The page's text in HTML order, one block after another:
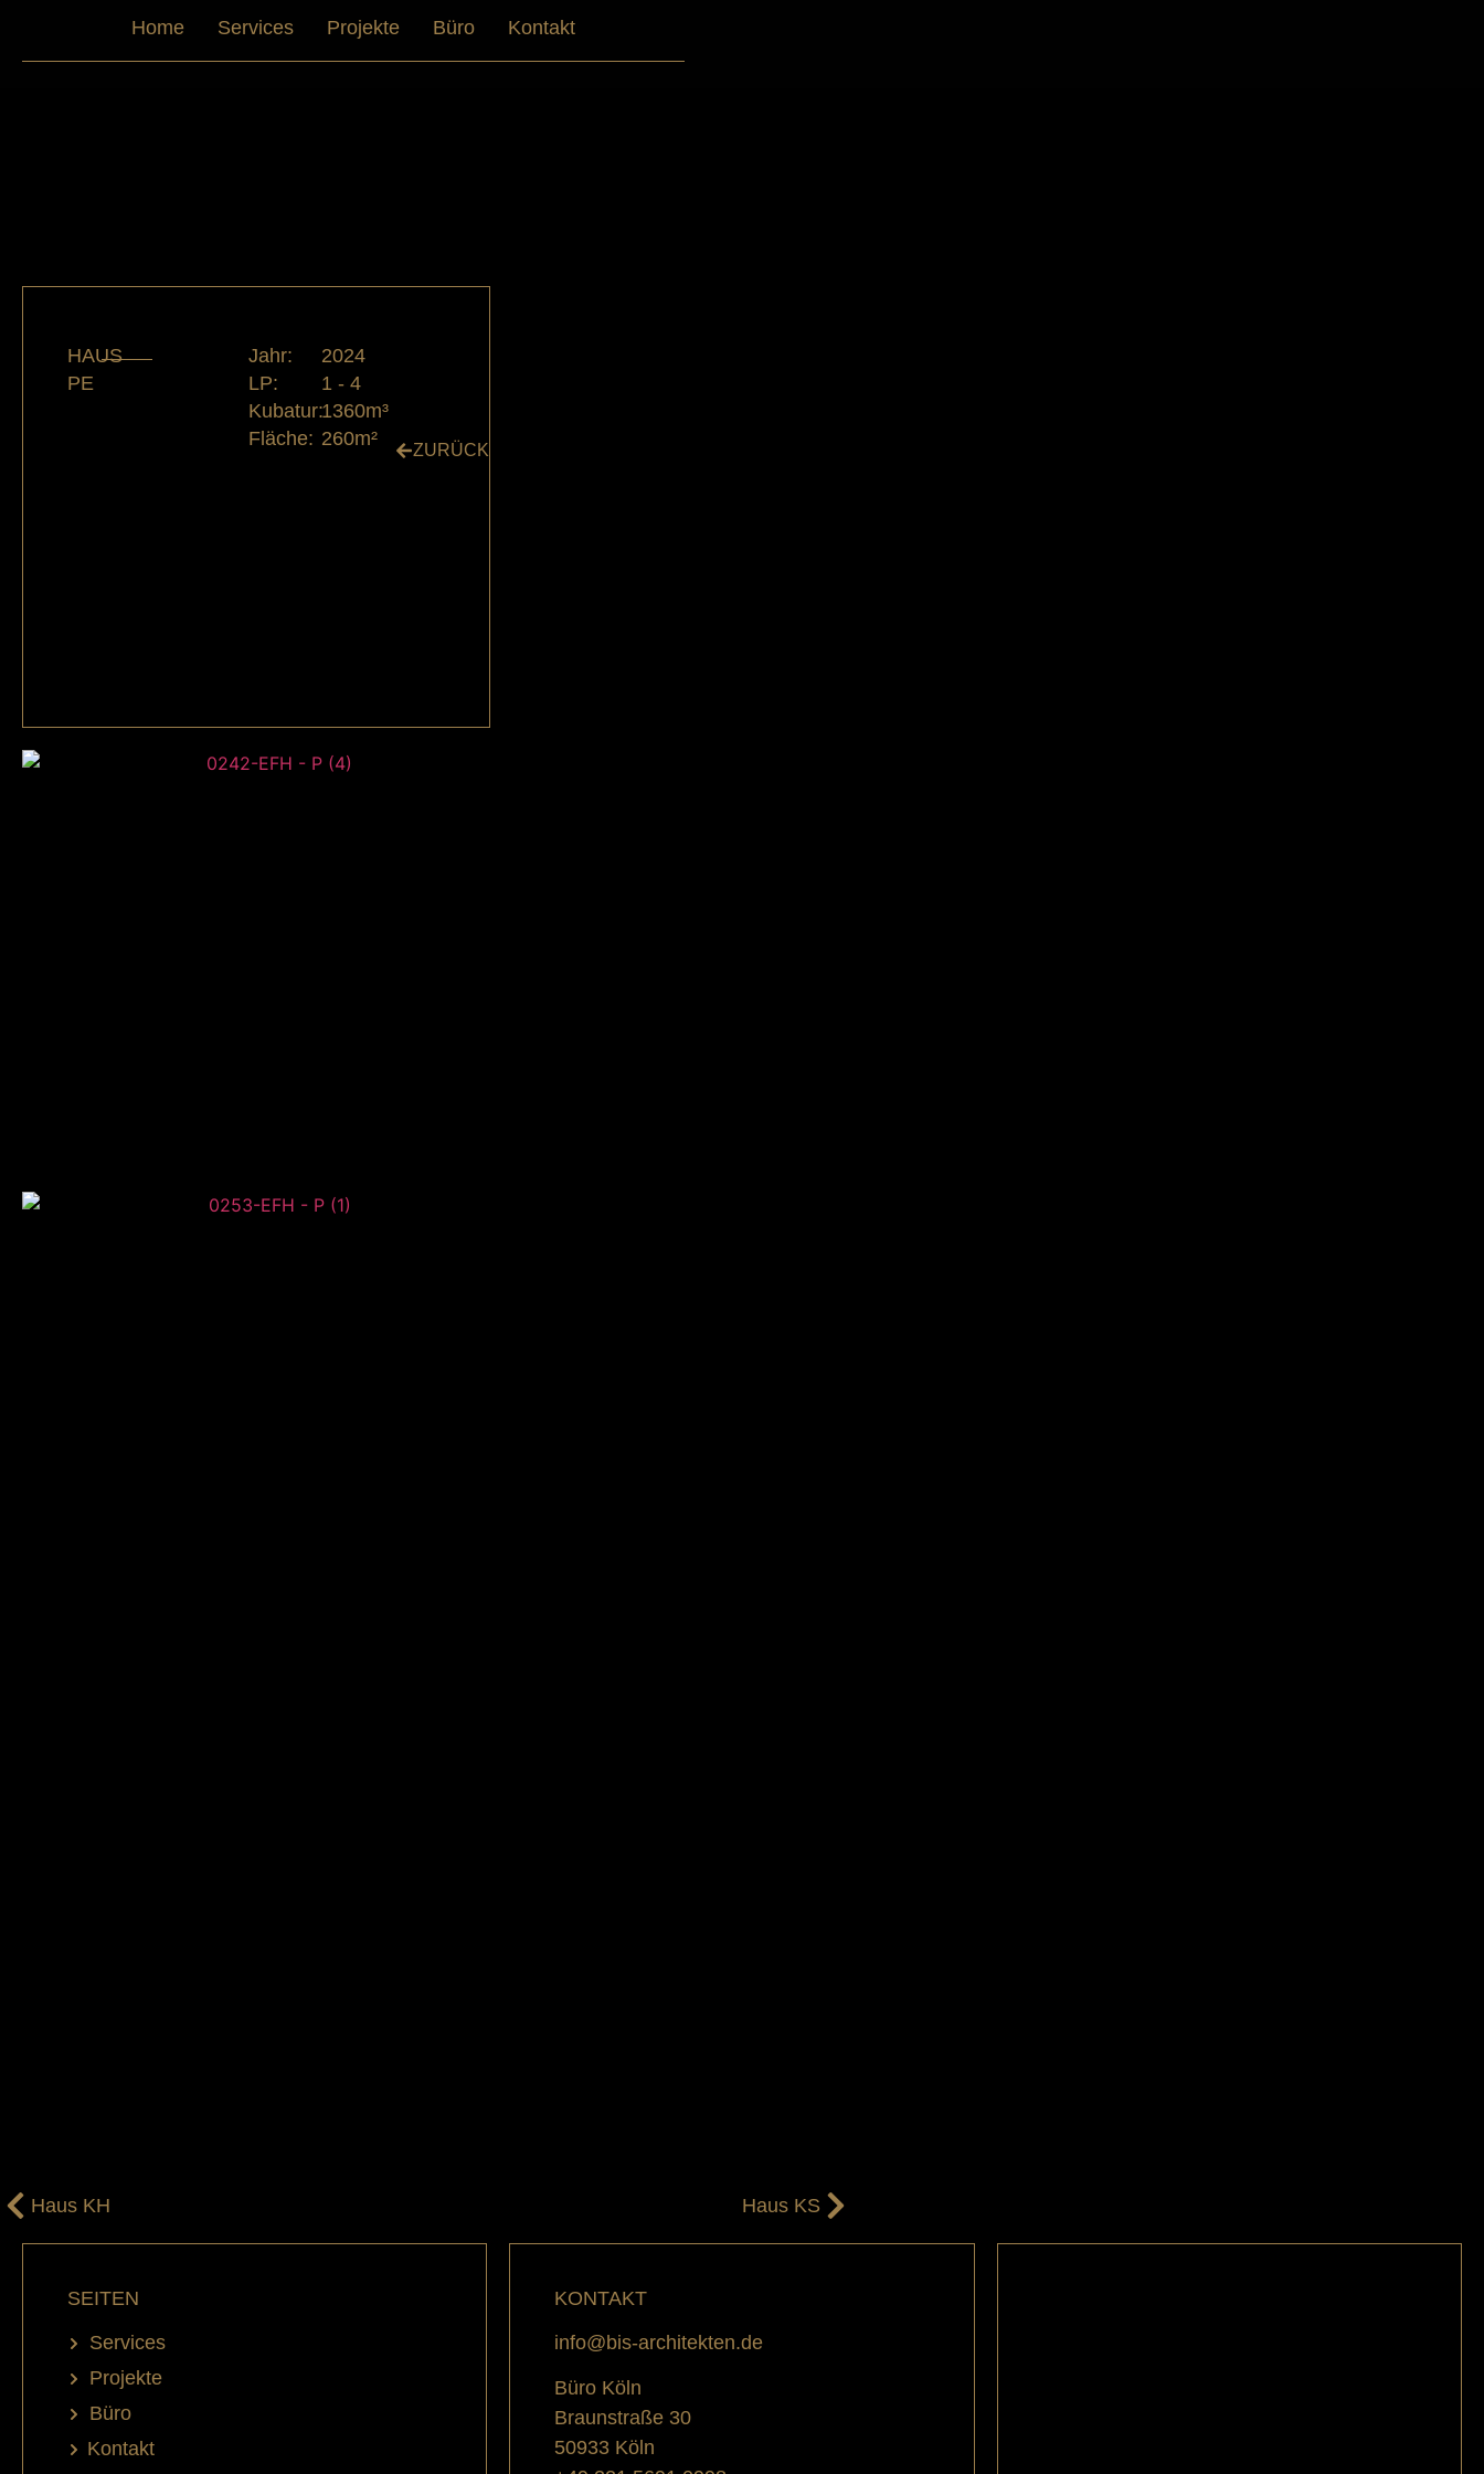
Home Services Projekte Büro Kontakt
HAUS
PE
Jahr:
LP:
Kubatur:
Fläche:
2024
1 - 4
1360m³
260m²
ZURÜCK
Haus KS
Haus KH
SEITEN
Services
Projekte
Büro
Kontakt
KONTAKT
info@bis-architekten.de
Büro Köln
Braunstraße 30
50933 Köln